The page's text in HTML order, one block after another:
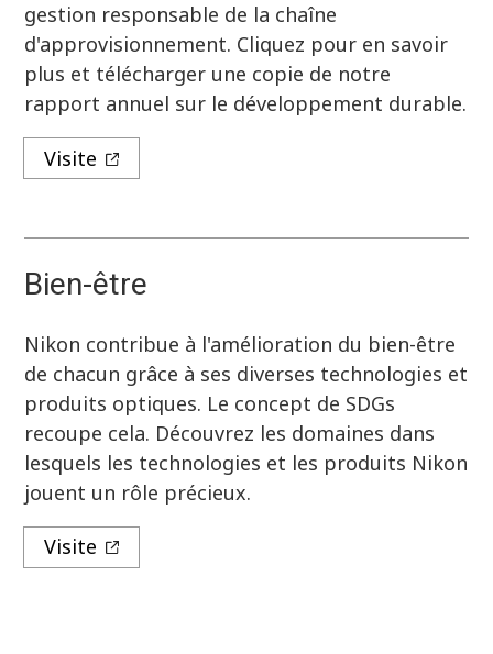
gestion responsable de la chaîne
d'approvisionnement. Cliquez pour en savoir
plus et télécharger une copie de notre
rapport annuel sur le développement durable.
Visite
Bien-être
Nikon contribue à l'amélioration du bien-être
de chacun grâce à ses diverses technologies et
produits optiques. Le concept de SDGs
recoupe cela. Découvrez les domaines dans
lesquels les technologies et les produits Nikon
jouent un rôle précieux.
Visite